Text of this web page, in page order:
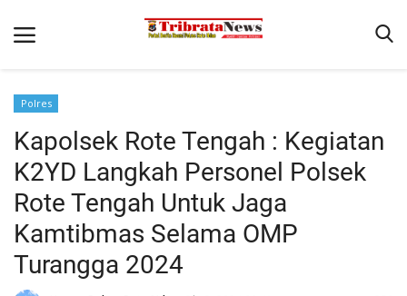
Beranda
Terms & Conditions
Pengamanan di Pelabuhan Pantaibaru Untuk Jamin
Binkam
Reskrim
Polisi Kita
Polres
Kapolsek Rote Tengah : Kegiatan
K2YD Langkah Personel Polsek
Rote Tengah Untuk Jaga
Kamtibmas Selama OMP
Turangga 2024